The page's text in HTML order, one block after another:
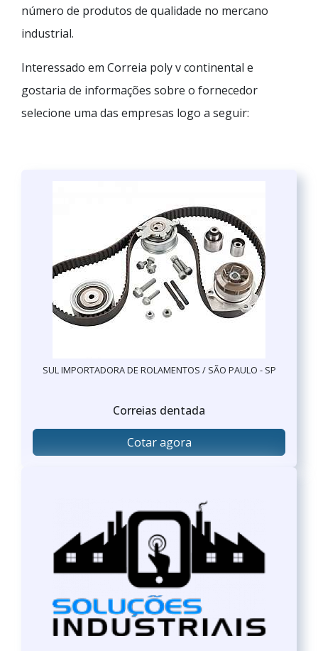
número de produtos de qualidade no mercano
industrial.
Interessado em Correia poly v continental e
gostaria de informações sobre o fornecedor
selecione uma das empresas logo a seguir:
SUL IMPORTADORA DE ROLAMENTOS / SÃO PAULO - SP
Correias dentada
Cotar agora